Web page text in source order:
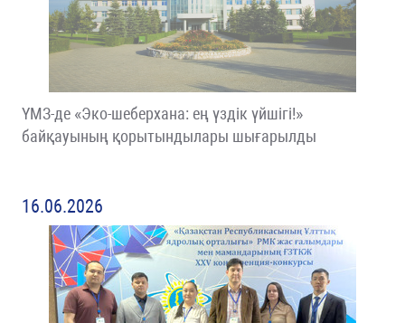
ҮМЗ-де «Эко-шеберхана: ең үздік үйшігі!»
байқауының қорытындылары шығарылды
16.06.2026